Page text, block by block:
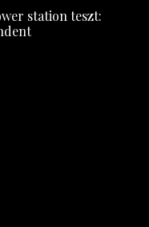
station teszt: